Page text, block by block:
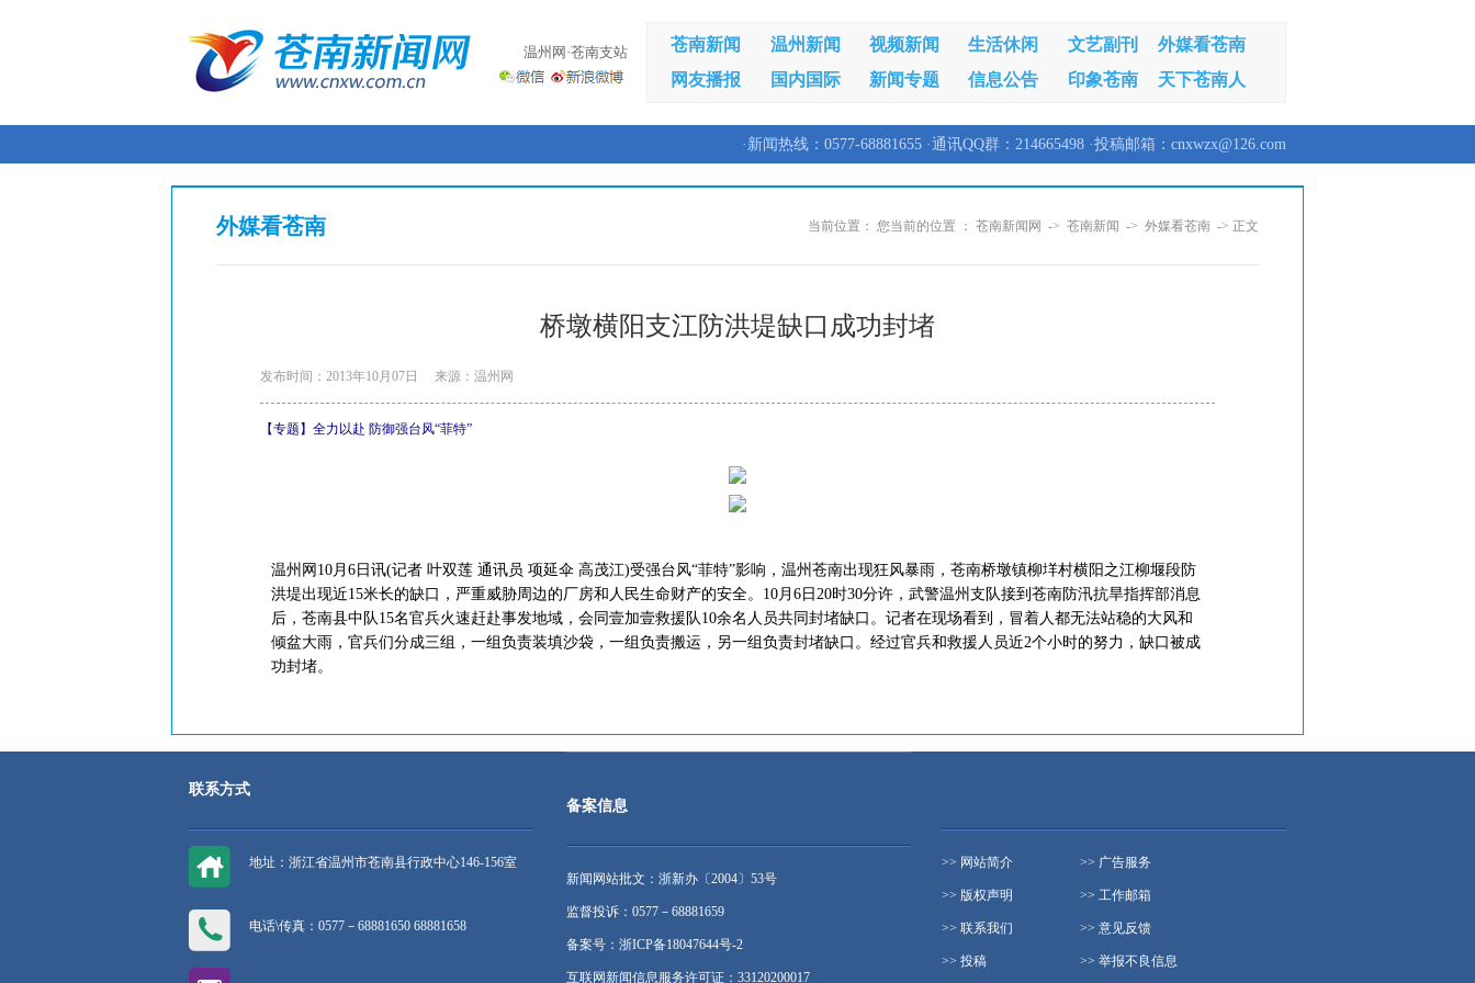
温州网·苍南支站 苍南新闻 温州新闻 视频新闻 生活休闲 文艺副刊
外媒看苍南
网友播报
国内国际 新闻专题 信息公告 印象苍南 天下苍南人
·新闻热线：0577-68881655 ·通讯QQ群：214665498 ·投稿邮箱：cnxwzx@126.com
当前位置： 您当前的位置 ： 苍南新闻网 -> 苍南新闻 -> 外媒看苍南 -> 正文
外媒看苍南
桥墩横阳支江防洪堤缺口成功封堵
发布时间：2013年10月07日 来源：温州网
【专题】全力以赴 防御强台风“菲特”
温州网10月6日讯(记者 叶双莲 通讯员 项延伞 高茂江)受强台风“菲特”影响，温州苍南出现狂风暴雨，苍南桥墩镇柳垟村横阳之江柳堰段防
洪堤出现近15米长的缺口，严重威胁周边的厂房和人民生命财产的安全。10月6日20时30分许，武警温州支队接到苍南防汛抗旱指挥部消息
后，苍南县中队15名官兵火速赶赴事发地域，会同壹加壹救援队10余名人员共同封堵缺口。记者在现场看到，冒着人都无法站稳的大风和
倾盆大雨，官兵们分成三组，一组负责装填沙袋，一组负责搬运，另一组负责封堵缺口。经过官兵和救援人员近2个小时的努力，缺口被成
功封堵。
联系方式
地址：浙江省温州市苍南县行政中心146-156室
电话\传真：0577－68881650 68881658
备案信息
新闻网站批文：浙新办〔2004〕53号
监督投诉：0577－68881659
备案号：浙ICP备18047644号-2
互联网新闻信息服务许可证：33120200017
>> 网站简介 >> 广告服务
>> 版权声明 >> 工作邮箱
>> 联系我们 >> 意见反馈
>> 投稿 >> 举报不良信息